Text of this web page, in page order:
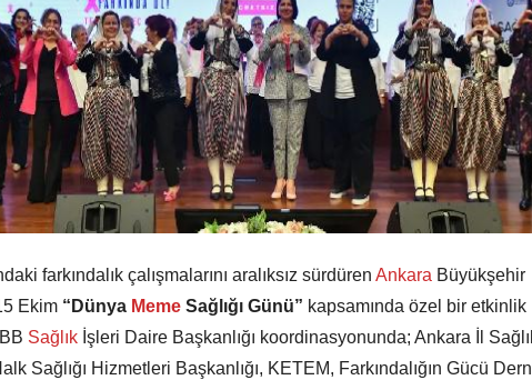
farkındalık çalışmalarını aralıksız sürdüren Ankara Büyükşehir
Ekim “Dünya Meme Sağlığı Günü” kapsamında özel bir etkinlik
Sağlık İşleri Daire Başkanlığı koordinasyonunda; Ankara İl
Sağlığı Hizmetleri Başkanlığı, KETEM, Farkındalığın Gücü